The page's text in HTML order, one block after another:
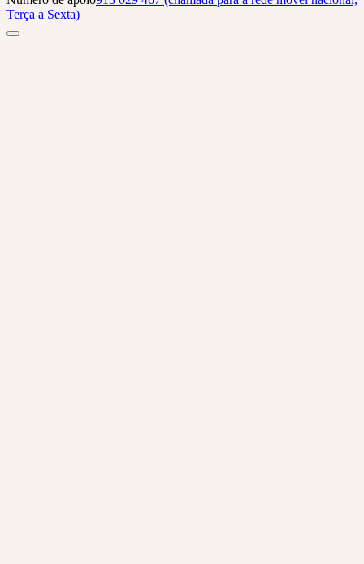
Terça a Sexta)